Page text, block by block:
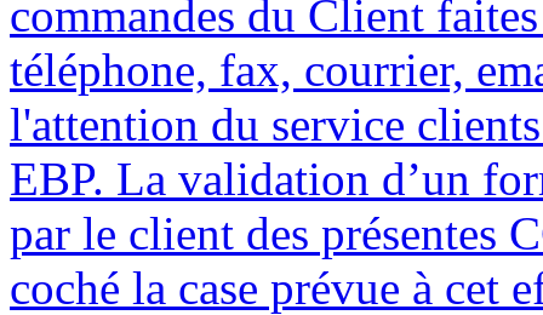
commandes du Client
téléphone, fax, courrier,
l'attention du service
EBP. La validation d’un
par le client des présentes
coché la case prévue à cet